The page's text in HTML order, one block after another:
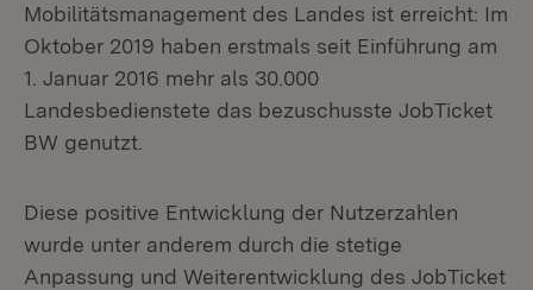
Mobilitätsmanagement des Landes ist erreicht: Im
Oktober 2019 haben erstmals seit Einführung am
1. Januar 2016 mehr als 30.000
Landesbedienstete das bezuschusste JobTicket
BW genutzt.
Diese positive Entwicklung der Nutzerzahlen
wurde unter anderem durch die stetige
Anpassung und Weiterentwicklung des JobTicket